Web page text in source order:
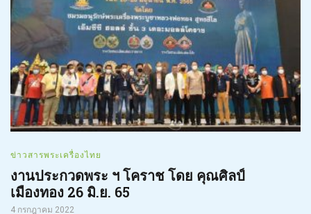
ข่าวสารพระเครื่องไทย
งานประกวดพระ ฯ โคราช โดย คุณศิลป์
เมืองทอง 26 มิ.ย. 65
4 กรกฎาคม 2022